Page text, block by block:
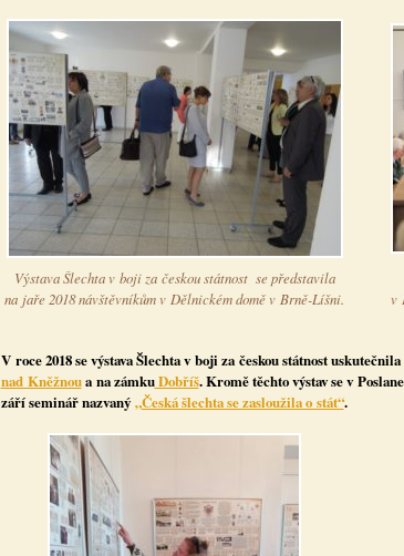
Výstava Šlechta v boji za českou státnost se představila
na jaře 2018 návštěvníkům v Dělnickém domě v Brně-Líšni.
v
V roce 2018 se výstava Šlechta v boji za českou státnost
nad Kněžnoua na zámkuDobříš. Kromě těchto výstav se v
září seminář nazvaný „Česká šlechta se zasloužila o stát“.